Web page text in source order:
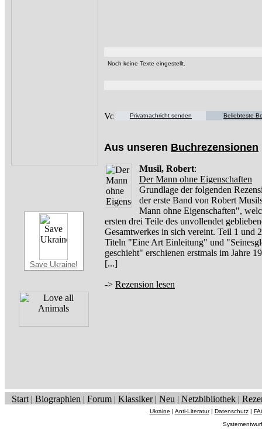
Save Ukraine!
Noch keine Texte eingestellt.
Privatnachricht senden Beliebteste
Aus unseren Buchrezensionen
Musil, Robert:
Der Mann ohne Eigenschaften
Grundlage der folgenden
der erste Band von Robert
Mann ohne Eigenschaften",
ersten drei Teile des unvollendet
Gesamtwerkes in sich vereint. Teil 1 und
Titeln "Eine Art Einleitung" und
geschieht" erschienen erstmals im Jahre
[...]
-> Rezension lesen
Start | Biographien | Forum | Klassiker| Neu | Netzbibliothek |
Ukraine | Anti-Literatur| Datenschutz|